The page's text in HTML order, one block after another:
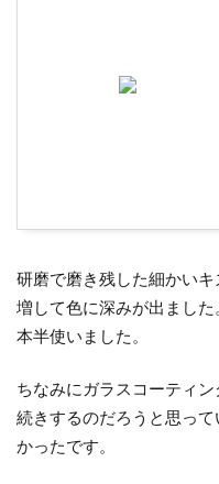
研磨で磨き残した細かい
増して色に深みが出まし
本半使いました。
ちなみにガラスコーティ
続きするのだろうと思っ
かったです。